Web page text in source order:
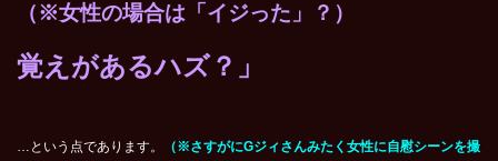
（※女性の場合は「イジった」？）
覚えがあるハズ？」
…という点であります。
（※さすがにGジィさんみたく女性に自慰シーンを撮